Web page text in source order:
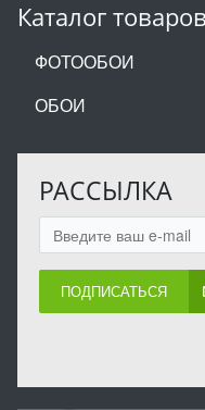
Каталог товаров
ФОТООБОИ
ОБОИ
РАССЫЛКА
ПОДПИСАТЬСЯ